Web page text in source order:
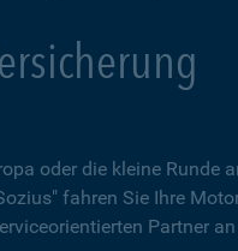
oder die kleine Runde
fahren Sie Ihre
Partner